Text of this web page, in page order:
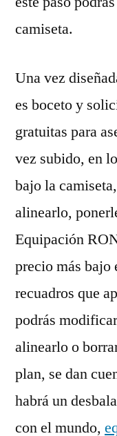
camiseta.
Una vez
es boceto y
gratuitas para
vez subido, en
bajo la
alinearlo,
Equipación
precio más bajo
recuadros que
podrás
alinearlo o
plan, se dan
habrá un
con el mundo,